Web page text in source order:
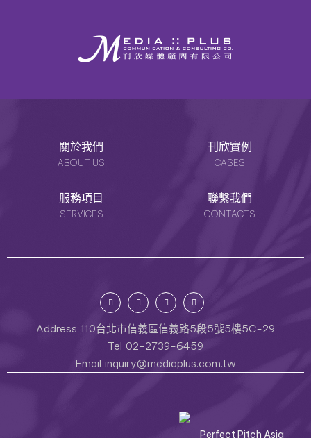
關於我們
ABOUT US
刊欣實例
CASES
服務項目
SERVICES
聯繫我們
CONTACTS
Address 110台北市信義區信義路5段5號5樓5C-29
Tel 02-2739-6459
Email inquiry@mediaplus.com.tw
Perfect Pitch Asia